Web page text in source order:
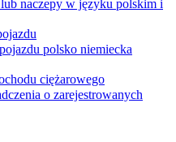
naczepy w języku polskim i
polsko niemiecka
ciężarowego
o zarejestrowanych